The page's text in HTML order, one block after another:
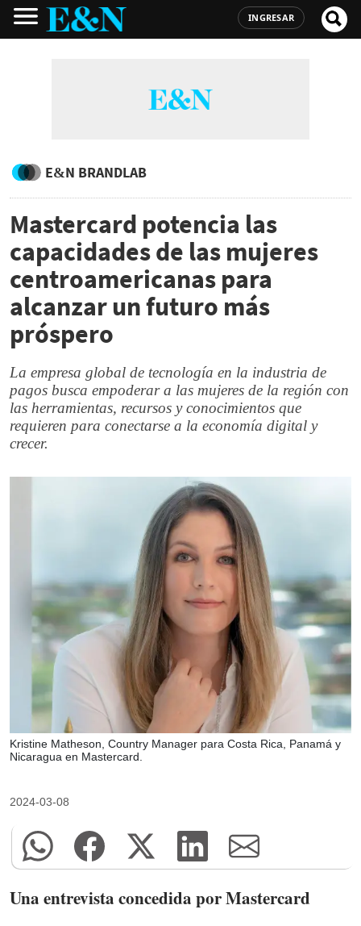
INGRESAR
E&N BRANDLAB
Mastercard potencia las
capacidades de las mujeres
centroamericanas para
alcanzar un futuro más
próspero
La empresa global de tecnología en la industria de
pagos busca empoderar a las mujeres de la región con
las herramientas, recursos y conocimientos que
requieren para conectarse a la economía digital y
crecer.
Kristine Matheson, Country Manager para Costa Rica, Panamá y
Nicaragua en Mastercard.
2024-03-08
Una entrevista concedida por Mastercard